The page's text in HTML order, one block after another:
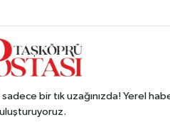
bir tık uzağınızda! Yerel